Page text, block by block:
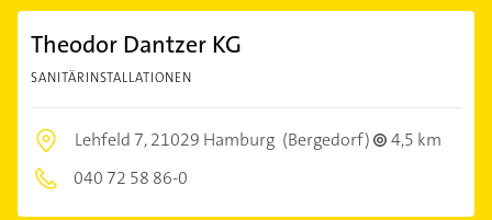
Theodor Dantzer KG
SANITÄRINSTALLATIONEN
Lehfeld 7,21029 Hamburg (Bergedorf)
4,5 km
040 72 58 86-0